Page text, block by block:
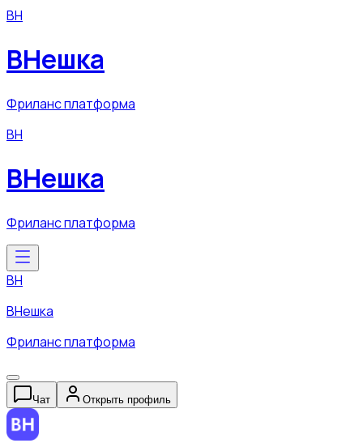
ВН
ВНешка
Фриланс платформа
ВН
ВНешка
Фриланс платформа
ВН
ВНешка
Фриланс платформа
Чат Открыть профиль